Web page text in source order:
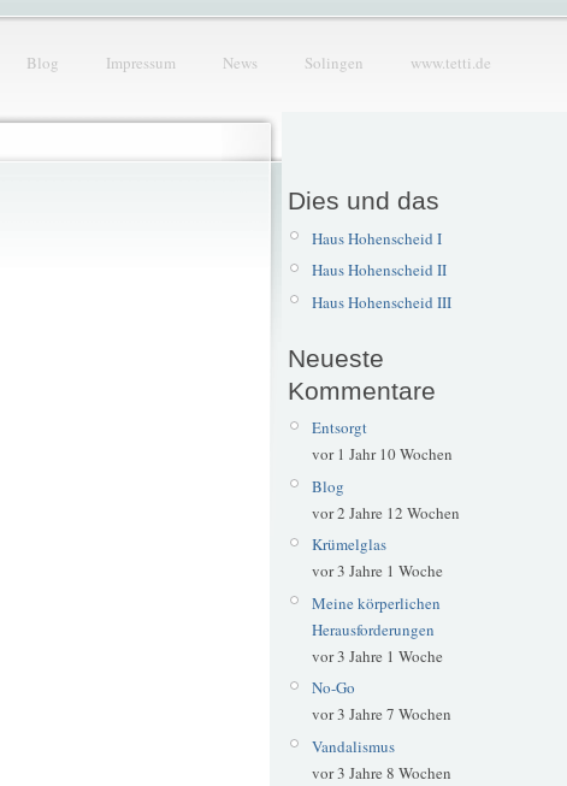
Blog Impressum News Solingen www.tetti.de
Dies und das
Haus Hohenscheid I
Haus Hohenscheid II
Haus Hohenscheid III
Neueste
Kommentare
Entsorgt
vor 1 Jahr 10 Wochen
Blog
vor 2 Jahre 12 Wochen
Krümelglas
vor 3 Jahre 1 Woche
Meine körperlichen
Herausforderungen
vor 3 Jahre 1 Woche
No-Go
vor 3 Jahre 7 Wochen
Vandalismus
vor 3 Jahre 8 Wochen